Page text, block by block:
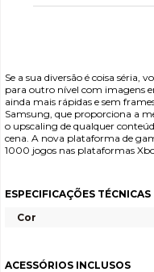
Se a sua diversão é coisa séria,
para outro nível com imagens
ainda mais rápidas e sem
Samsung, que proporciona a
o upscaling de qualquer
cena. A nova plataforma de
1000 jogos nas plataformas
ESPECIFICAÇÕES TÉCNICAS
Cor
ACESSÓRIOS INCLUSOS